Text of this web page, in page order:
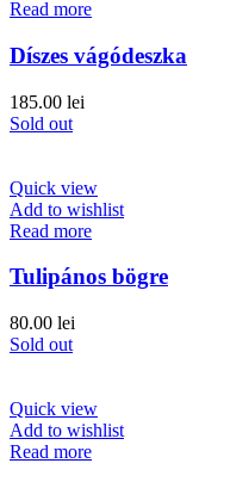
Read more
Díszes vágódeszka
185.00 lei
Sold out
Quick view
Add to wishlist
Read more
Tulipános bögre
80.00 lei
Sold out
Quick view
Add to wishlist
Read more